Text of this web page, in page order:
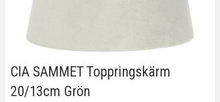
CIA SAMMET Toppringskärm
20/13cm Grön